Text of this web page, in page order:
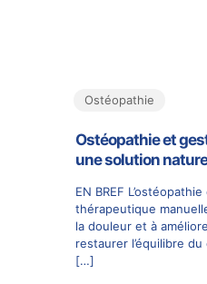
Ostéopathie
Ostéopathie et
une solution
EN BREF
thérapeutique
la douleur et à
restaurer l’équilibre
[…]